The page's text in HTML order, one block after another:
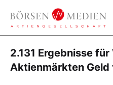
2.131 Ergebnisse für
Aktienmärkten Geld